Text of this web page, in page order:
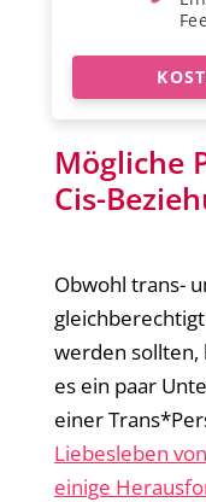
Mögliche
Cis-
Obwohl trans-
werden sollten,
es ein paar
einer
Liebesleben
einige